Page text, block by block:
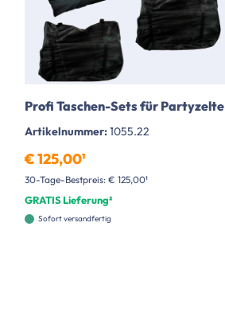
Profi Taschen-Sets für Partyzelte
Artikelnummer:1055.22
€ 125,00¹
30-Tage-Bestpreis: € 125,00¹
GRATIS Lieferung²
Sofort versandfertig